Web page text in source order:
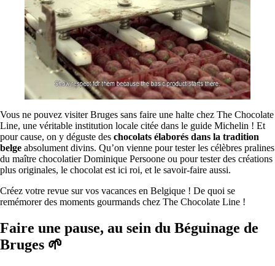
Vous ne pouvez visiter Bruges sans faire une halte chez The Chocolate
Line, une véritable institution locale citée dans le guide Michelin ! Et
pour cause, on y déguste des chocolats élaborés dans la tradition
belge absolument divins. Qu’on vienne pour tester les célèbres pralines
du maître chocolatier Dominique Persoone ou pour tester des créations
plus originales, le chocolat est ici roi, et le savoir-faire aussi.
Créez votre revue sur vos vacances en Belgique ! De quoi se
remémorer des moments gourmands chez The Chocolate Line !
Faire une pause, au sein du Béguinage de
Bruges 🌱